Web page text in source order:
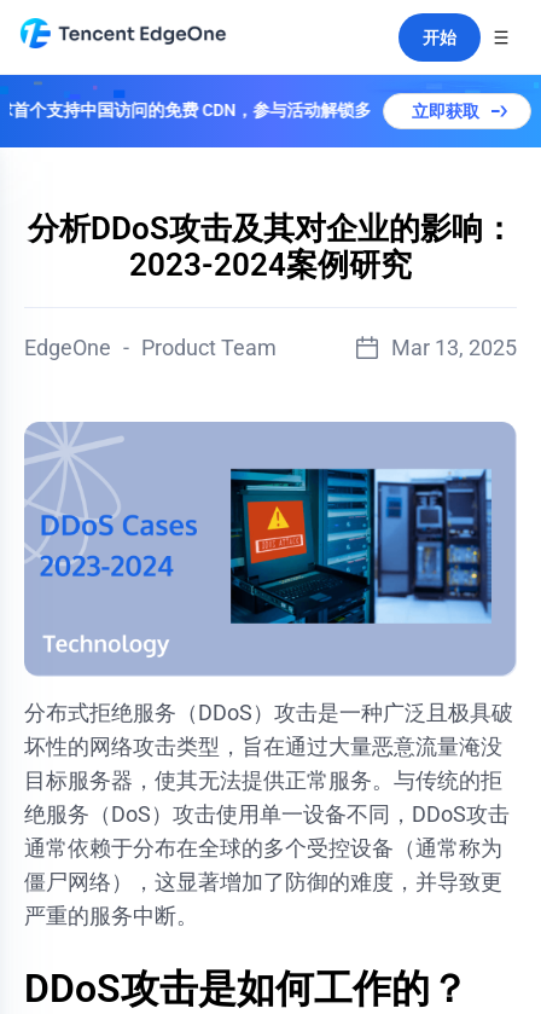
开始
持中国访问的免费 CDN，参与活动解锁多个套餐！ 立即获取
分析DDoS攻击及其对企业的影响：
2023-2024案例研究
EdgeOne - Product Team Mar 13, 2025
分布式拒绝服务（DDoS）攻击是一种广泛且极具破
坏性的网络攻击类型，旨在通过大量恶意流量淹没
目标服务器，使其无法提供正常服务。与传统的拒
绝服务（DoS）攻击使用单一设备不同，DDoS攻击
通常依赖于分布在全球的多个受控设备（通常称为
僵尸网络），这显著增加了防御的难度，并导致更
严重的服务中断。
DDoS攻击是如何工作的？